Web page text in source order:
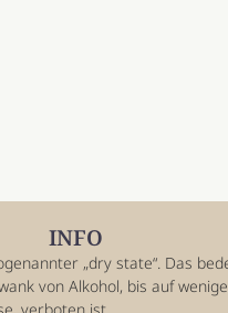
INFO
„dry state“. Das
von Alkohol, bis auf wenige